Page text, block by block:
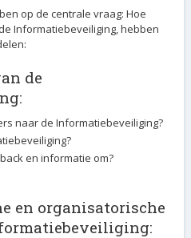
op de centrale vraag: Hoe
Informatiebeveiliging, hebben
de
naar de Informatiebeveiliging?
en informatie om?
en organisatorische